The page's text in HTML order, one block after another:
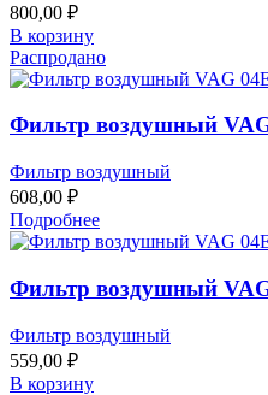
800,00 ₽
В корзину
Распродано
Фильтр воздушный
Фильтр воздушный
608,00 ₽
Подробнее
Фильтр воздушный
Фильтр воздушный
559,00 ₽
В корзину